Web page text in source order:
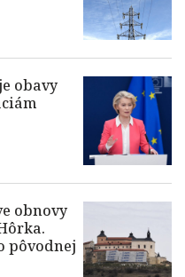
obavy
obnovy
pôvodnej